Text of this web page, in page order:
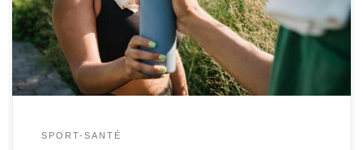
optimiser vos performances et récupérer efficacement
après l’effort. Cet article explore en profondeur
l’importance de l’hydratation, […]
SPORT-SANTÉ